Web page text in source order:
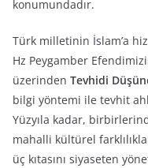
konumundadır.
Türk milletinin İslam’a
Hz Peygamber
üzerinden Tevhidi
bilgi yöntemi ile tevhit
Yüzyıla kadar,
mahalli kültürel
üç kıtasını siyaseten